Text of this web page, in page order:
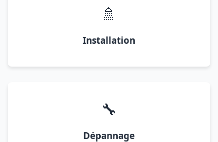
🚿
Installation
🔧
Dépannage